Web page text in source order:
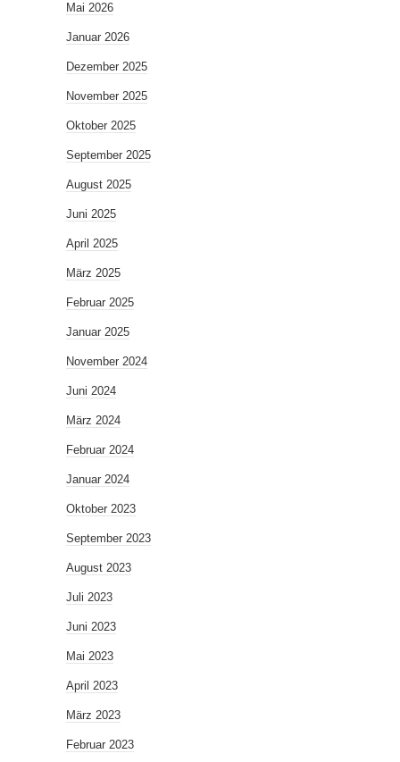
Mai 2026
Januar 2026
Dezember 2025
November 2025
Oktober 2025
September 2025
August 2025
Juni 2025
April 2025
März 2025
Februar 2025
Januar 2025
November 2024
Juni 2024
März 2024
Februar 2024
Januar 2024
Oktober 2023
September 2023
August 2023
Juli 2023
Juni 2023
Mai 2023
April 2023
März 2023
Februar 2023